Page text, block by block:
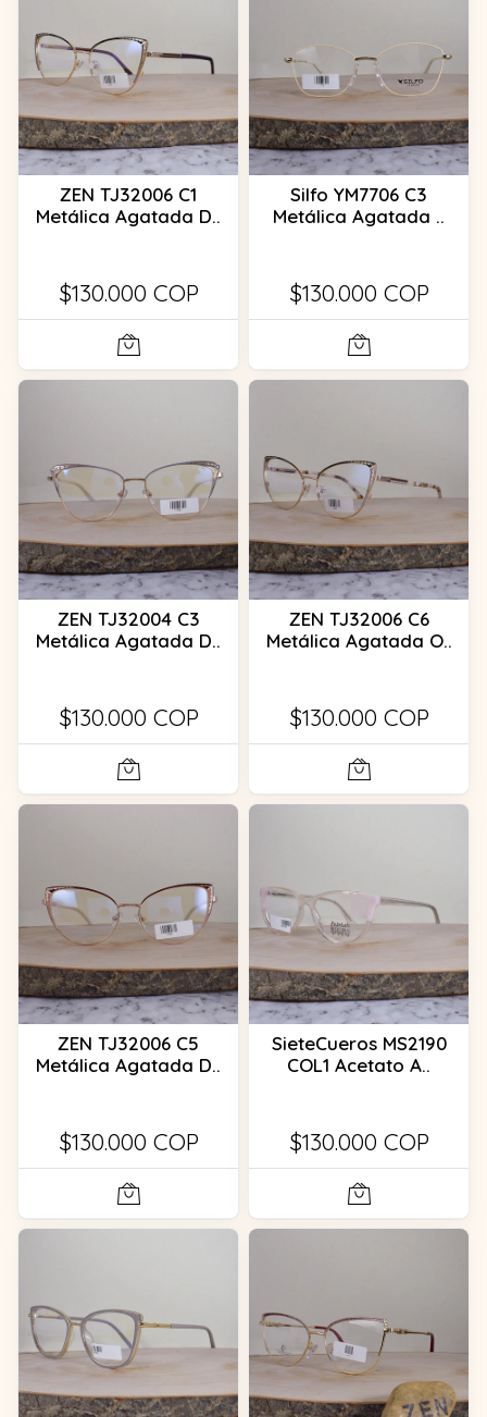
ZEN TJ32006 C1
Metálica Agatada D..
$130.000 COP
Silfo YM7706 C3
Metálica Agatada ..
$130.000 COP
ZEN TJ32004 C3
Metálica Agatada D..
$130.000 COP
ZEN TJ32006 C6
Metálica Agatada O..
$130.000 COP
ZEN TJ32006 C5
Metálica Agatada D..
$130.000 COP
SieteCueros MS2190
COL1 Acetato A..
$130.000 COP